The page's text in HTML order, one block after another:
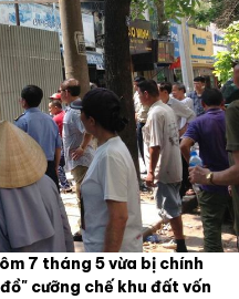
7 tháng 5 vừa bị chính
cưỡng chế khu đất vốn